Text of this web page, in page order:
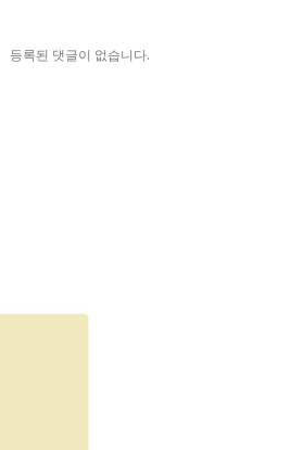
등록된 댓글이 없습니다.